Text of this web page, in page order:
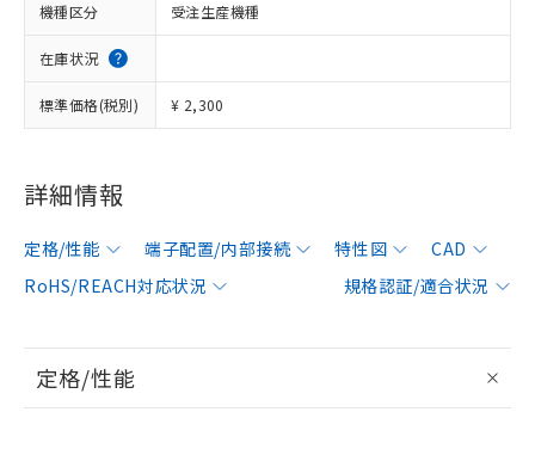
機種区分 受注生産機種
在庫状況
標準価格(税別) ¥ 2,300
詳細情報
定格/性能 端子配置/内部接続 特性図
CAD
RoHS/REACH対応状況
規格認証/適合状況
定格/性能